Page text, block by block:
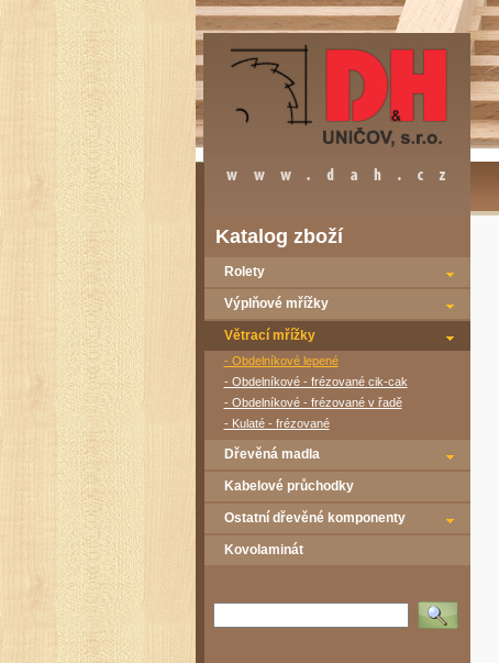
Katalog zboží
Rolety
Výplňové mřížky
Větrací mřížky
- Obdelníkové lepené
- Obdelníkové - frézované cik-cak
- Obdelníkové - frézované v řadě
- Kulaté - frézované
Dřevěná madla
Kabelové průchodky
Ostatní dřevěné komponenty
Kovolaminát
Vyhledat